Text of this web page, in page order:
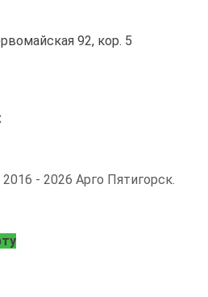
92, кор. 5
- 2026 Арго Пятигорск.